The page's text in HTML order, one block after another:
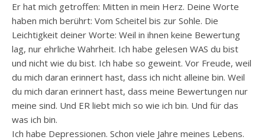
Er hat mich getroffen: Mitten in mein Herz. Deine Worte
haben mich berührt: Vom Scheitel bis zur Sohle. Die
Leichtigkeit deiner Worte: Weil in ihnen keine Bewertung
lag, nur ehrliche Wahrheit. Ich habe gelesen WAS du bist
und nicht wie du bist. Ich habe so geweint. Vor Freude, weil
du mich daran erinnert hast, dass ich nicht alleine bin. Weil
du mich daran erinnert hast, dass meine Bewertungen nur
meine sind. Und ER liebt mich so wie ich bin. Und für das
was ich bin.
Ich habe Depressionen. Schon viele Jahre meines Lebens.